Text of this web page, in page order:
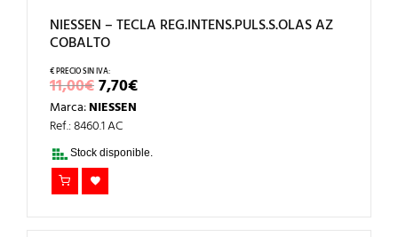
NIESSEN – TECLA REG.INTENS.PULS.S.OLAS AZ
COBALTO
11,00€EL
PRECIO
ORIGINAL
ERA:
11,00€.
7,70€EL
PRECIO
7,70€.
Marca:NIESSEN
Ref.: 8460.1 AC
Stock disponible.